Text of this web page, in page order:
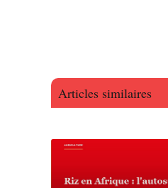
Articles similaires